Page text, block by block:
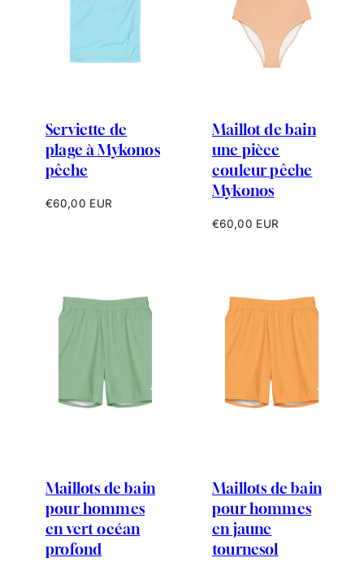
Serviette de
plage à Mykonos
pêche
Prix
€60,00 EUR
Maillot de bain
une pièce
couleur pêche
Mykonos
Prix
€60,00 EUR
Maillots de bain
pour hommes
en vert océan
profond
Maillots de bain
pour hommes
en jaune
tournesol